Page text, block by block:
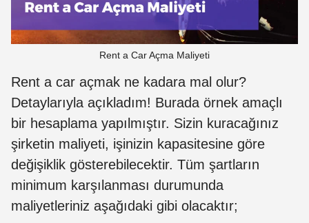
Rent a Car Açma Maliyeti
Rent a car açmak ne kadara mal olur?
Detaylarıyla açıkladım! Burada örnek amaçlı
bir hesaplama yapılmıştır. Sizin kuracağınız
şirketin maliyeti, işinizin kapasitesine göre
değişiklik gösterebilecektir. Tüm şartların
minimum karşılanması durumunda
maliyetleriniz aşağıdaki gibi olacaktır;